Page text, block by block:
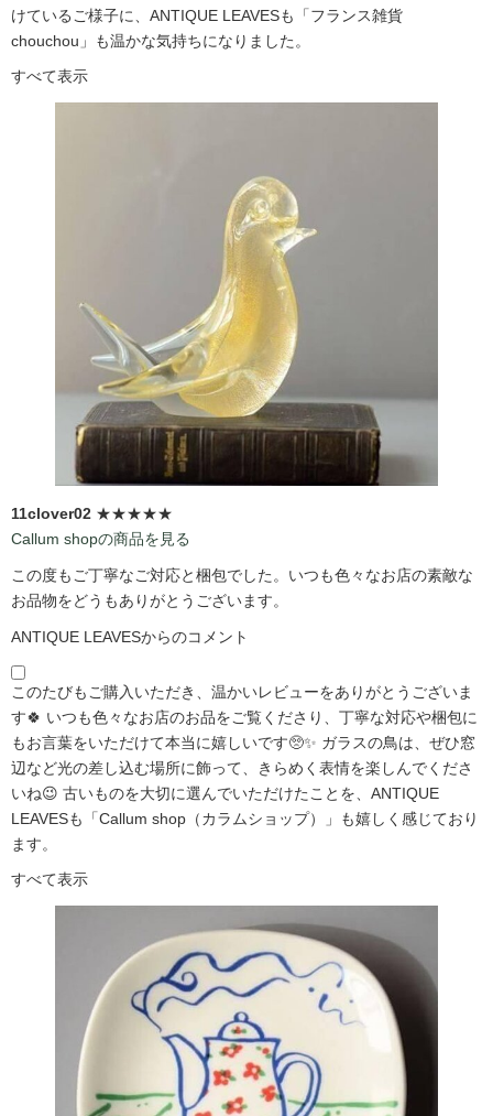
けているご様子に、ANTIQUE LEAVESも「フランス雑貨
chouchou」も温かな気持ちになりました。
すべて表示
11clover02 ★★★★★
Callum shopの商品を見る
この度もご丁寧なご対応と梱包でした。いつも色々なお店の素敵な
お品物をどうもありがとうございます。
ANTIQUE LEAVESからのコメント
このたびもご購入いただき、温かいレビューをありがとうございま
す🍀 いつも色々なお店のお品をご覧くださり、丁寧な対応や梱包に
もお言葉をいただけて本当に嬉しいです🥺✨ ガラスの鳥は、ぜひ窓
辺など光の差し込む場所に飾って、きらめく表情を楽しんでくださ
いね😉 古いものを大切に選んでいただけたことを、ANTIQUE
LEAVESも「Callum shop（カラムショップ）」も嬉しく感じており
ます。
すべて表示